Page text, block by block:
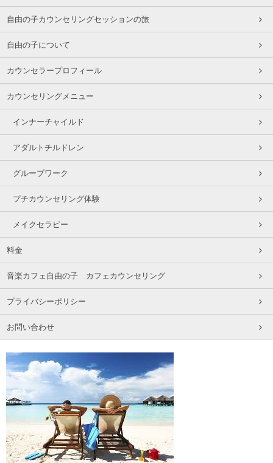
自由の子カウンセリングセッションの旅
自由の子について
カウンセラープロフィール
カウンセリングメニュー
インナーチャイルド
アダルトチルドレン
グループワーク
プチカウンセリング体験
メイクセラピー
料金
音楽カフェ自由の子 カフェカウンセリング
プライバシーポリシー
お問い合わせ